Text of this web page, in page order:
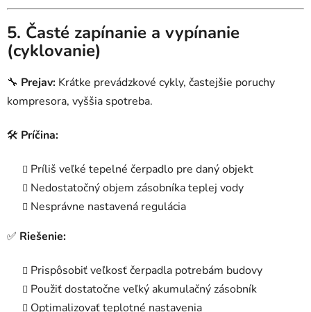
5. Časté zapínanie a vypínanie
(cyklovanie)
🔧 Prejav: Krátke prevádzkové cykly, častejšie poruchy
kompresora, vyššia spotreba.
🛠 Príčina:
Príliš veľké tepelné čerpadlo pre daný objekt
Nedostatočný objem zásobníka teplej vody
Nesprávne nastavená regulácia
✅ Riešenie:
Prispôsobiť veľkosť čerpadla potrebám budovy
Použiť dostatočne veľký akumulačný zásobník
Optimalizovať teplotné nastavenia